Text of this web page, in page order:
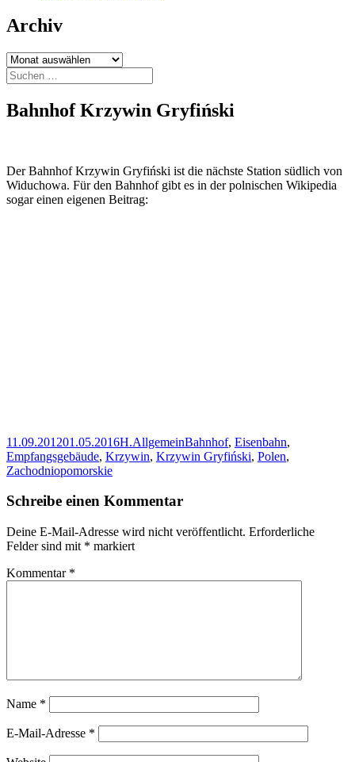
Archiv
Archiv
Suchen
nach:
Bahnhof Krzywin Gryfiński
Der Bahnhof Krzywin Gryfiński ist die nächste Station südlich von
Widuchowa. Für den Bahnhof gibt es in der polnischen Wikipedia
sogar einen eigenen Beitrag:
Veröffentlicht
am
11.09.201201.05.2016Autor
H.Kategorien
AllgemeinSchlagwörter
Bahnhof, Eisenbahn,
Empfangsgebäude, Krzywin, Krzywin Gryfiński, Polen,
Zachodniopomorskie
Schreibe einen Kommentar
Deine E-Mail-Adresse wird nicht veröffentlicht. Erforderliche
Felder sind mit * markiert
Kommentar *
Name *
E-Mail-Adresse *